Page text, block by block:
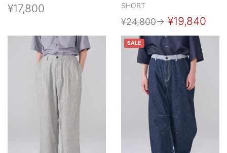
¥17,800
SHORT
¥24,800→ ¥19,840
SALE